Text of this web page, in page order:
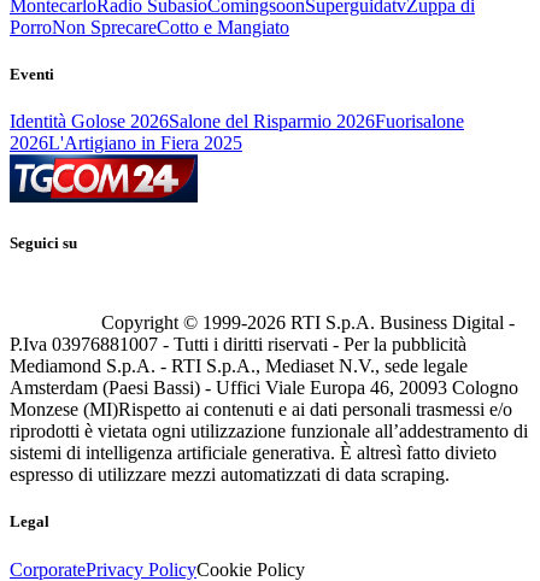
MontecarloRadio SubasioComingsoonSuperguidatvZuppa di
PorroNon SprecareCotto e Mangiato
Eventi
Identità Golose 2026Salone del Risparmio 2026Fuorisalone
2026L'Artigiano in Fiera 2025
Seguici su
Copyright © 1999-2026 RTI S.p.A. Business Digital -
P.Iva 03976881007 - Tutti i diritti riservati - Per la pubblicità
Mediamond S.p.A. - RTI S.p.A., Mediaset N.V., sede legale
Amsterdam (Paesi Bassi) - Uffici Viale Europa 46, 20093 Cologno
Monzese (MI)Rispetto ai contenuti e ai dati personali trasmessi e/o
riprodotti è vietata ogni utilizzazione funzionale all’addestramento di
sistemi di intelligenza artificiale generativa. È altresì fatto divieto
espresso di utilizzare mezzi automatizzati di data scraping.
Legal
CorporatePrivacy PolicyCookie Policy